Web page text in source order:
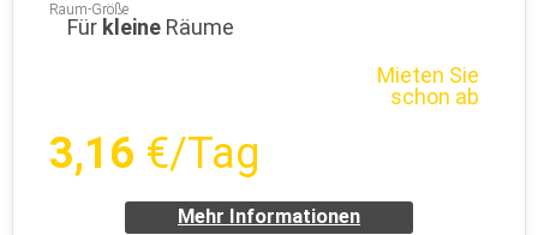
Raum-Größe
Für kleine Räume
Mieten Sie
schon ab
3,16 €/Tag
Mehr Informationen